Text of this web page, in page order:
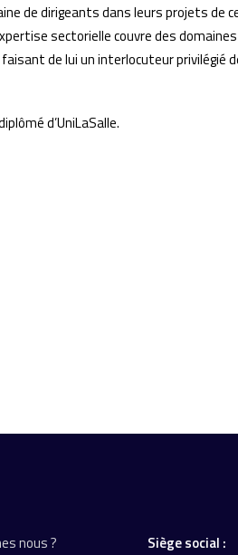
de dirigeants dans leurs projets de
sectorielle couvre des
faisant de lui un interlocuteur privilégié
d’UniLaSalle.
nous ?
Siège social :